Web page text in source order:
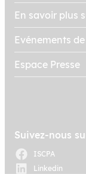
En savoir plus
Evénements de
Espace Presse
Suivez-nous
ISCPA
Linkedin